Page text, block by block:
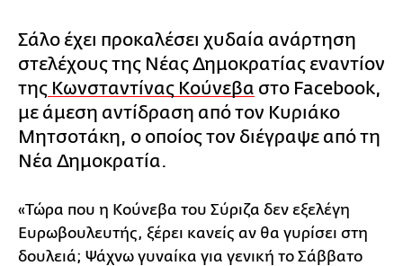
Σάλο έχει προκαλέσει χυδαία ανάρτηση
στελέχους της Νέας Δημοκρατίας εναντίον
της Κωνσταντίνας Κούνεβα στο Facebook,
με άμεση αντίδραση από τον Κυριάκο
Μητσοτάκη, ο οποίος τον διέγραψε από τη
Νέα Δημοκρατία.
«Τώρα που η Κούνεβα του Σύριζα δεν εξελέγη
Ευρωβουλευτής, ξέρει κανείς αν θα γυρίσει στη
δουλειά; Ψάχνω γυναίκα για γενική το Σάββατο